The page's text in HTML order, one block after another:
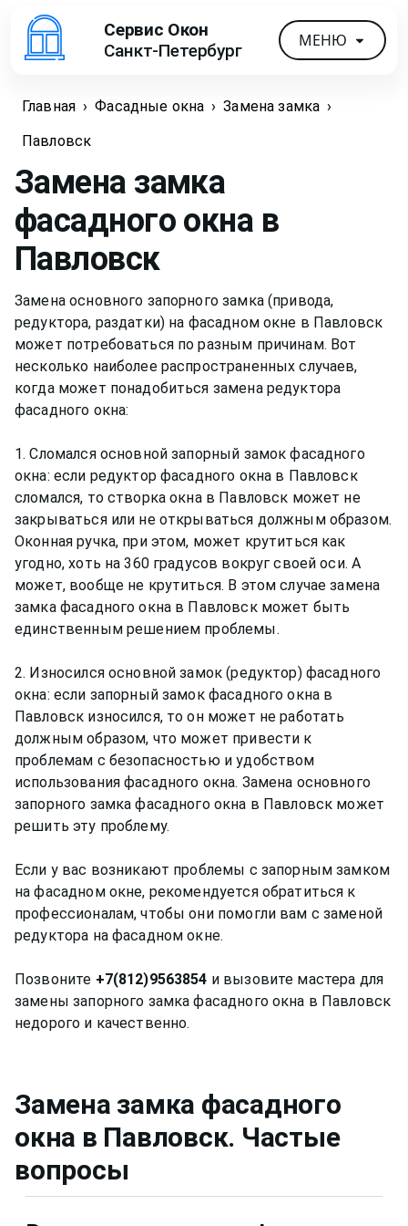
Сервис Окон
Санкт-Петербург
МЕНЮ
Главная › Фасадные окна › Замена замка ›
Павловск
Замена замка
фасадного окна в
Павловск
Замена основного запорного замка (привода,
редуктора, раздатки) на фасадном окне в Павловск
может потребоваться по разным причинам. Вот
несколько наиболее распространенных случаев,
когда может понадобиться замена редуктора
фасадного окна:
1. Сломался основной запорный замок фасадного
окна: если редуктор фасадного окна в Павловск
сломался, то створка окна в Павловск может не
закрываться или не открываться должным образом.
Оконная ручка, при этом, может крутиться как
угодно, хоть на 360 градусов вокруг своей оси. А
может, вообще не крутиться. В этом случае замена
замка фасадного окна в Павловск может быть
единственным решением проблемы.
2. Износился основной замок (редуктор) фасадного
окна: если запорный замок фасадного окна в
Павловск износился, то он может не работать
должным образом, что может привести к
проблемам с безопасностью и удобством
использования фасадного окна. Замена основного
запорного замка фасадного окна в Павловск может
решить эту проблему.
Если у вас возникают проблемы с запорным замком
на фасадном окне, рекомендуется обратиться к
профессионалам, чтобы они помогли вам с заменой
редуктора на фасадном окне.
Позвоните +7(812)9563854 и вызовите мастера для
замены запорного замка фасадного окна в Павловск
недорого и качественно.
Замена замка фасадного
окна в Павловск. Частые
вопросы